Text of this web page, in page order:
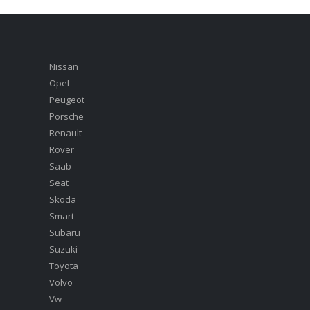
Nissan
Opel
Peugeot
Porsche
Renault
Rover
Saab
Seat
Skoda
Smart
Subaru
Suzuki
Toyota
Volvo
Vw